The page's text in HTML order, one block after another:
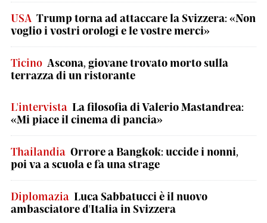
USA Trump torna ad attaccare la Svizzera: «Non
voglio i vostri orologi e le vostre merci»
Ticino Ascona, giovane trovato morto sulla
terrazza di un ristorante
L'intervista La filosofia di Valerio Mastandrea:
«Mi piace il cinema di pancia»
Thailandia Orrore a Bangkok: uccide i nonni,
poi va a scuola e fa una strage
Diplomazia Luca Sabbatucci è il nuovo
ambasciatore d'Italia in Svizzera